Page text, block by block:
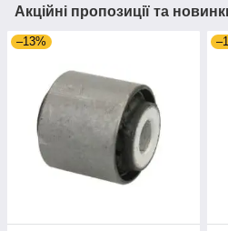
Акційні пропозиції та
–13%